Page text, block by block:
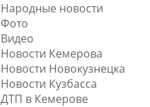
Народные новости
Фото
Видео
Новости Кемерова
Новости Новокузнецка
Новости Кузбасса
ДТП в Кемерове